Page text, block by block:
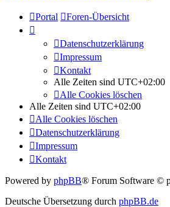
Portal Foren-Übersicht
Datenschutzerklärung
Impressum
Kontakt
Alle Zeiten sind UTC+02:00
Alle Cookies löschen
Alle Zeiten sind UTC+02:00
Alle Cookies löschen
Datenschutzerklärung
Impressum
Kontakt
Powered by phpBB® Forum Software ©
Deutsche Übersetzung durch phpBB.de